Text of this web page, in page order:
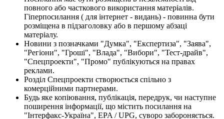
повного або часткового використання матеріалів.
Гіперпосилання ( для інтернет - видань) - повинна бути
розміщена в підзаголовку або в першому абзаці
матеріалу.
Новини з позначками "Думка", "Експертиза", "Заява",
"Регіони", "Гроші", "Влада", "Вибори", "Тест-драйв",
"Спецпроекти", "Промо" публікуються на правах
реклами.
Розділ Спецпроекти створюється спільно з
комерційними партнерами.
Будь яке копіювання, публікація, передрук, чи наступне
поширення інформації, що містить посилання на
"Інтерфакс-Україна", EPA / UPG, суворо забороняється.